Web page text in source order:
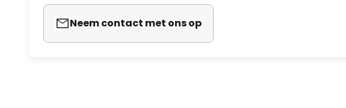
Neem contact met ons op